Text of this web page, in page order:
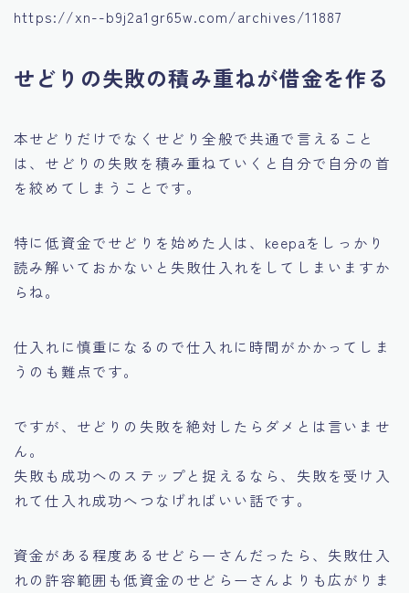
https://xn--b9j2a1gr65w.com/archives/11887
せどりの失敗の積み重ねが借金を作る
本せどりだけでなくせどり全般で共通で言えること
は、せどりの失敗を積み重ねていくと自分で自分の首
を絞めてしまうことです。
特に低資金でせどりを始めた人は、keepaをしっかり
読み解いておかないと失敗仕入れをしてしまいますか
らね。
仕入れに慎重になるので仕入れに時間がかかってしま
うのも難点です。
ですが、せどりの失敗を絶対したらダメとは言いませ
ん。
失敗も成功へのステップと捉えるなら、失敗を受け入
れて仕入れ成功へつなげればいい話です。
資金がある程度あるせどらーさんだったら、失敗仕入
れの許容範囲も低資金のせどらーさんよりも広がりま